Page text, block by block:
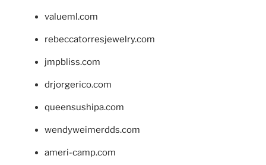
valueml.com
rebeccatorresjewelry.com
jmpbliss.com
drjorgerico.com
queensushipa.com
wendyweimerdds.com
ameri-camp.com